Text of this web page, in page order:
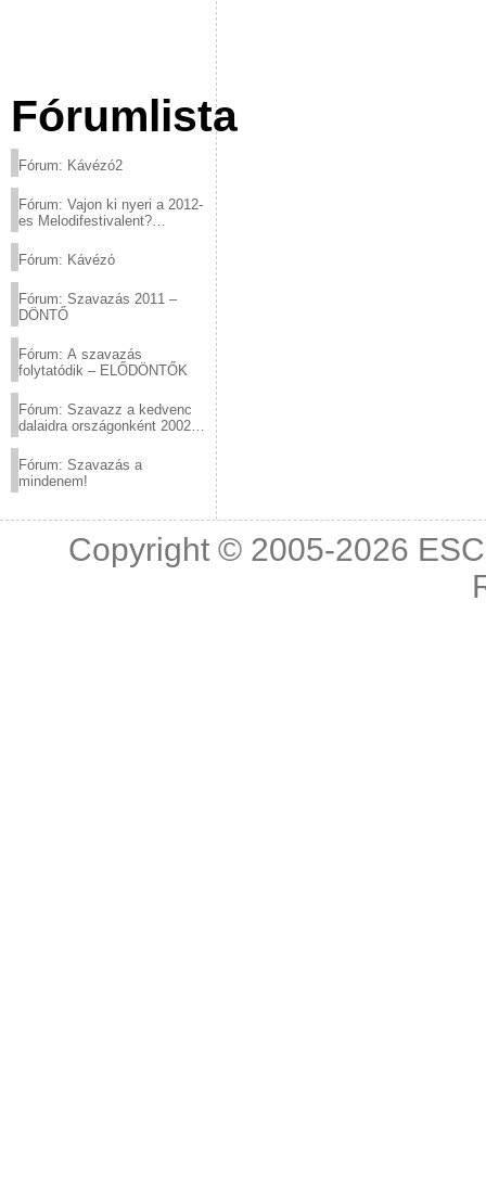
Fórumlista
Fórum: Kávézó2
Fórum: Vajon ki nyeri a 2012-
es Melodifestivalent?
Fórum: Kávézó
Fórum: Szavazás 2011 –
DÖNTŐ
Fórum: A szavazás
folytatódik – ELŐDÖNTŐK
Fórum: Szavazz a kedvenc
dalaidra országonként 2002
Fórum: Szavazás a
mindenem!
Copyright © 2005-2026